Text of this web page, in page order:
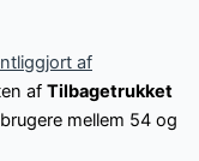
af
af Tilbagetrukket
mellem 54 og